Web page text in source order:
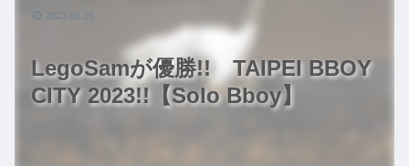
LegoSamが優勝!! TAIPEI BBOY
CITY 2023!!【Solo Bboy】
2023.09.26